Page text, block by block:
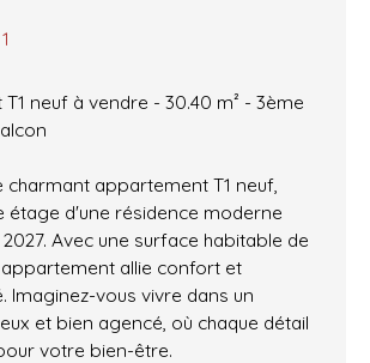
1
neuf à vendre - 30.40 m² - 3ème
charmant appartement T1 neuf,
étage d'une résidence moderne
Avec une surface habitable de
appartement allie confort et
Imaginez-vous vivre dans un
et bien agencé, où chaque détail
votre bien-être.